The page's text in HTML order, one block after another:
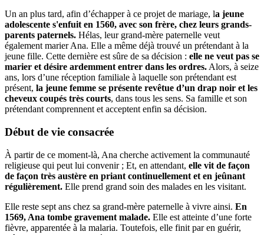
Un an plus tard, afin d’échapper à ce projet de mariage, la jeune
adolescente s'enfuit en 1560, avec son frère, chez leurs grands-
parents paternels. Hélas, leur grand-mère paternelle veut
également marier Ana. Elle a même déjà trouvé un prétendant à la
jeune fille. Cette dernière est sûre de sa décision : elle ne veut pas se
marier et désire ardemment entrer dans les ordres. Alors, à seize
ans, lors d’une réception familiale à laquelle son prétendant est
présent, la jeune femme se présente revêtue d’un drap noir et les
cheveux coupés très courts, dans tous les sens. Sa famille et son
prétendant comprennent et acceptent enfin sa décision.
Début de vie consacrée
À partir de ce moment-là, Ana cherche activement la communauté
religieuse qui peut lui convenir ; Et, en attendant, elle vit de façon
de façon très austère en priant continuellement et en jeûnant
régulièrement. Elle prend grand soin des malades en les visitant.
Elle reste sept ans chez sa grand-mère paternelle à vivre ainsi. En
1569, Ana tombe gravement malade. Elle est atteinte d’une forte
fièvre, apparentée à la malaria. Toutefois, elle finit par en guérir,